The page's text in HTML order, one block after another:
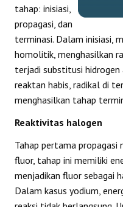
tahap: inisiasi,
propagasi, dan
terminasi. Dalam inisiasi,
homolitik, menghasilkan
terjadi substitusi
reaktan habis, radikal di
menghasilkan tahap
Reaktivitas halogen
Tahap pertama propagasi
fluor, tahap ini memiliki
menjadikan fluor sebagai
Dalam kasus yodium,